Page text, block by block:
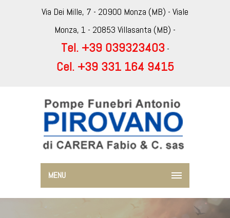
Via Dei Mille, 7 - 20900 Monza (MB) - Viale
Monza, 1 - 20853 Villasanta (MB) -
Tel. +39 039323403-
Cel. +39 331 164 9415
MENU